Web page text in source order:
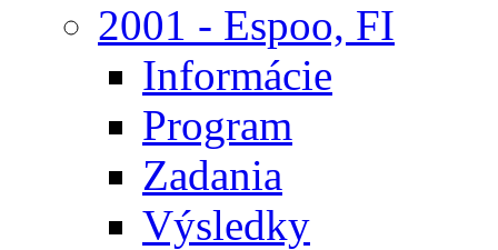
2001 - Espoo, FI
Informácie
Program
Zadania
Výsledky